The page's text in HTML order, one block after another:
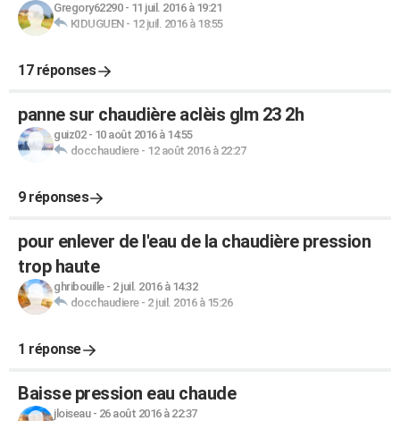
Gregory62290- 11 juil. 2016 à 19:21
KIDUGUEN- 12 juil. 2016 à 18:55
17 réponses
panne sur chaudière aclèis glm 23 2h
guiz02- 10 août 2016 à 14:55
docchaudiere- 12 août 2016 à 22:27
9 réponses
pour enlever de l'eau de la chaudière pression
trop haute
ghribouille- 2 juil. 2016 à 14:32
docchaudiere- 2 juil. 2016 à 15:26
1 réponse
Baisse pression eau chaude
jloiseau- 26 août 2016 à 22:37